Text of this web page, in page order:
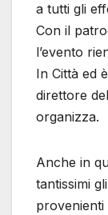
a tutti gli
Con il
l’evento
In Città ed
direttore
organizza.
Anche in
tantissimi
provenienti